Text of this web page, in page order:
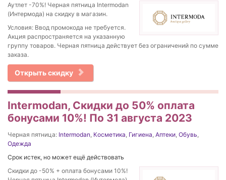
Аутлет -70%! Черная пятница Intermodan
(Интермода) на скидку в магазин.
Условия: Ввод промокода не требуется.
Акция распространяется на указанную
группу товаров. Черная пятница действует без ограничений по сумме
заказа.
Открыть скидку
Intermodan, Скидки до 50% оплата
бонусами 10%! По 31 августа 2023
Черная пятница: Intermodan, Косметика, Гигиена, Аптеки, Обувь,
Одежда
Срок истек, но может ещё действовать
Скидки до -50% + оплата бонусами 10%!